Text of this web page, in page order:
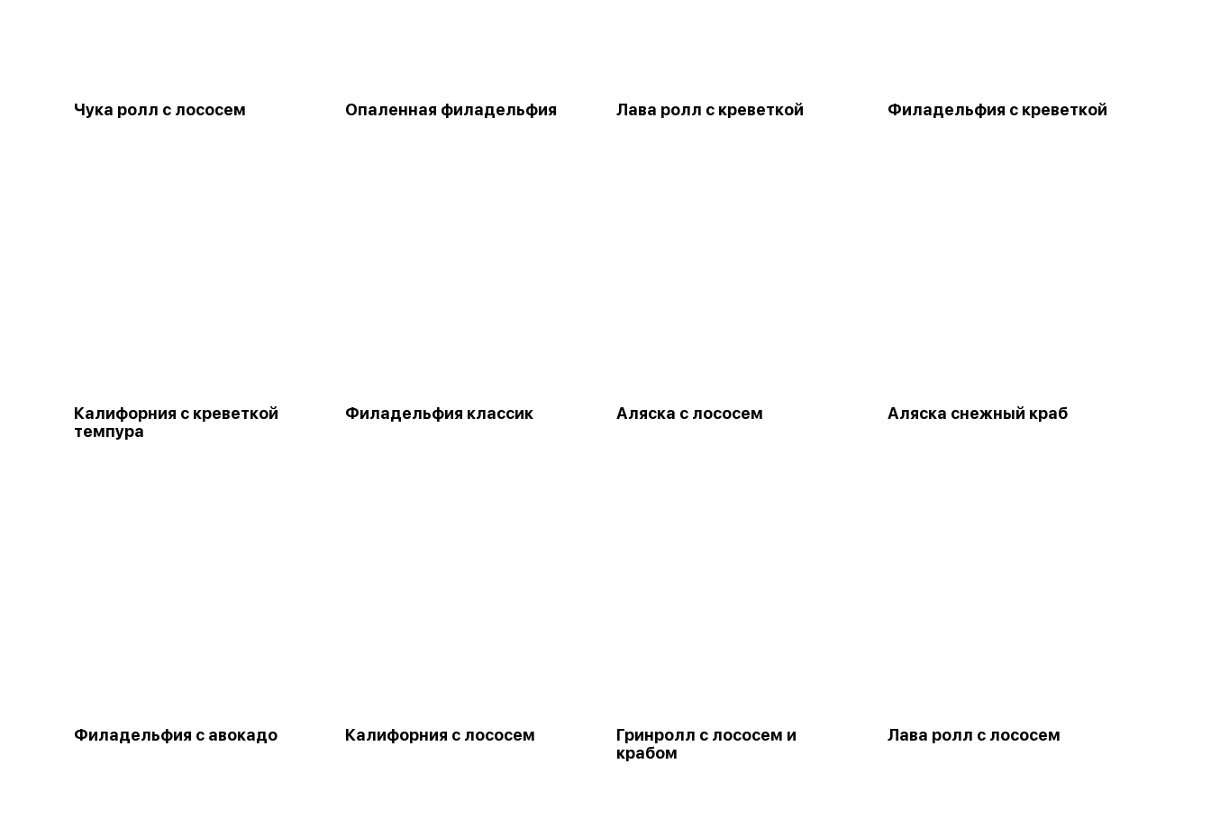
Чука ролл с лососем Опаленная филадельфия Лава ролл с креветкой Филадельфия с креветкой
Калифорния с креветкой
темпура
Филадельфия классик Аляска с лососем Аляска снежный краб
Филадельфия с авокадо Калифорния с лососем
Гринролл с лососем и
крабом
Лава ролл с лососем